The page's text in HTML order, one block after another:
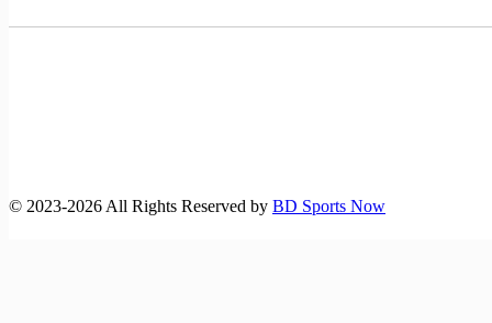
©️ 2023-2026 All Rights Reserved by BD Sports Now